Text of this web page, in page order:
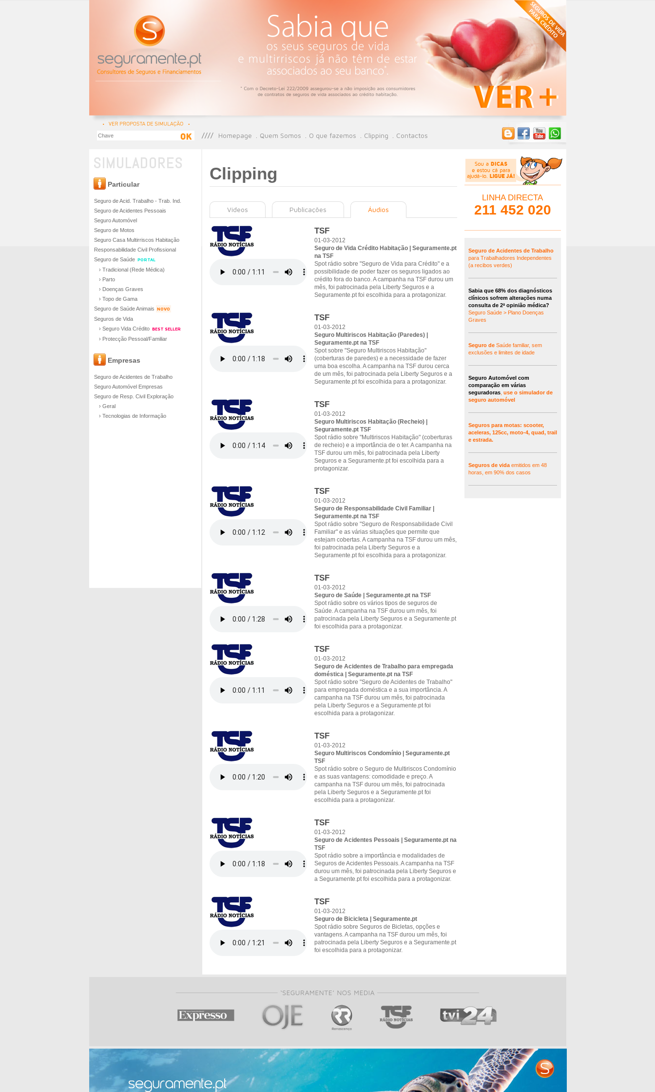
Homepage Quem Somos O que fazemos Clipping Contactos
SIMULADORES
Particular
Seguro de Acid. Trabalho - Trab. Ind.
Seguro de Acidentes Pessoais
Seguro Automóvel
Seguro de Motos
Seguro Casa Multirriscos Habitação
Responsabilidade Civil Profissional
Seguro de Saúde PORTAL
› Tradicional (Rede Médica)
› Parto
› Doenças Graves
› Topo de Gama
Seguro de Saúde Animais NOVO
Seguros de Vida
› Seguro Vida Crédito BEST SELLER
› Protecção Pessoal/Familiar
Empresas
Seguro de Acidentes de Trabalho
Seguro Automóvel Empresas
Seguro de Resp. Civil Exploração
› Geral
› Tecnologias de Informação
Clipping
Vídeos Publicações Áudios
TSF
01-03-2012
Seguro de Vida Crédito Habitação | Seguramente.pt
na TSF
Spot rádio sobre "Seguro de Vida para Crédito" e a
possibilidade de poder fazer os seguros ligados ao
crédito fora do banco. A campanha na TSF durou um
mês, foi patrocinada pela Liberty Seguros e a
Seguramente.pt foi escolhida para a protagonizar.
TSF
01-03-2012
Seguro Multiriscos Habitação (Paredes) |
Seguramente.pt na TSF
Spot sobre "Seguro Multiriscos Habitação"
(coberturas de paredes) e a necessidade de fazer
uma boa escolha. A campanha na TSF durou cerca
de um mês, foi patrocinada pela Liberty Seguros e a
Seguramente.pt foi escolhida para a protagonizar.
TSF
01-03-2012
Seguro Multiriscos Habitação (Recheio) |
Seguramente.pt TSF
Spot rádio sobre "Multiriscos Habitação" (coberturas
de recheio) e a importância de o ter. A campanha na
TSF durou um mês, foi patrocinada pela Liberty
Seguros e a Seguramente.pt foi escolhida para a
protagonizar.
TSF
01-03-2012
Seguro de Responsabilidade Civil Familiar |
Seguramente.pt na TSF
Spot rádio sobre "Seguro de Responsabilidade Civil
Familiar" e as várias situações que permite que
estejam cobertas. A campanha na TSF durou um mês,
foi patrocinada pela Liberty Seguros e a
Seguramente.pt foi escolhida para a protagonizar.
TSF
01-03-2012
Seguro de Saúde | Seguramente.pt na TSF
Spot rádio sobre os vários tipos de seguros de
Saúde. A campanha na TSF durou um mês, foi
patrocinada pela Liberty Seguros e a Seguramente.pt
foi escolhida para a protagonizar.
TSF
01-03-2012
Seguro de Acidentes de Trabalho para empregada
doméstica | Seguramente.pt na TSF
Spot rádio sobre "Seguro de Acidentes de Trabalho"
para empregada doméstica e a sua importância. A
campanha na TSF durou um mês, foi patrocinada
pela Liberty Seguros e a Seguramente.pt foi
escolhida para a protagonizar.
TSF
01-03-2012
Seguro Multiriscos Condomínio | Seguramente.pt
TSF
Spot rádio sobre o Seguro de Multiriscos Condomínio
e as suas vantagens: comodidade e preço. A
campanha na TSF durou um mês, foi patrocinada
pela Liberty Seguros e a Seguramente.pt foi
escolhida para a protagonizar.
TSF
01-03-2012
Seguro de Acidentes Pessoais | Seguramente.pt na
TSF
Spot rádio sobre a importância e modalidades de
Seguros de Acidentes Pessoais. A campanha na TSF
durou um mês, foi patrocinada pela Liberty Seguros e
a Seguramente.pt foi escolhida para a protagonizar.
TSF
01-03-2012
Seguro de Bicicleta | Seguramente.pt
Spot rádio sobre Seguros de Bicletas, opções e
vantagens. A campanha na TSF durou um mês, foi
patrocinada pela Liberty Seguros e a Seguramente.pt
foi escolhida para a protagonizar.
LINHA DIRECTA
211 452 020
Seguro de Acidentes de Trabalho
para Trabalhadores Independentes
(a recibos verdes)
Sabia que 68% dos diagnósticos
clínicos sofrem alterações numa
consulta de 2ª opinião médica?
Seguro Saúde > Plano Doenças
Graves
Seguro de Saúde familiar, sem
exclusões e limites de idade
Seguro Automóvel com
comparação em várias
seguradoras, use o simulador de
seguro automóvel
Seguros para motas: scooter,
aceleras, 125cc, moto-4, quad, trail
e estrada.
Seguros de vidaemitidos em 48
horas, em 90% dos casos